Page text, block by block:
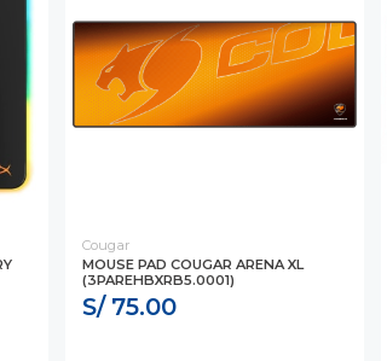
Cougar
MOUSE PAD COUGAR ARENA XL
(3PAREHBXRB5.0001)
S/ 75.00